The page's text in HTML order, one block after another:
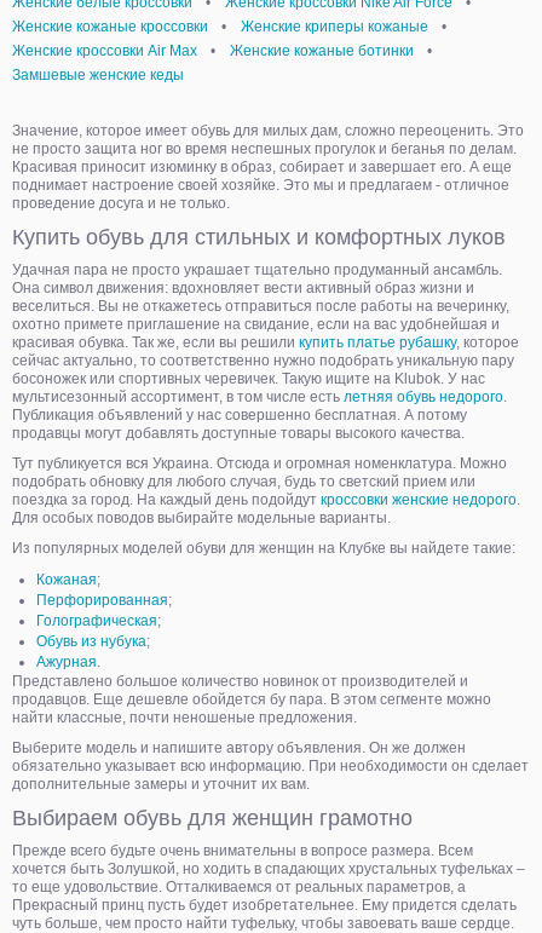
Женские кожаные кроссовки
• Женские криперы кожаные
•
Женские кроссовки Air Max
• Женские кожаные ботинки
•
Замшевые женские кеды
Значение, которое имеет обувь для милых дам, сложно переоценить. Это
не просто защита ног во время неспешных прогулок и беганья по делам.
Красивая приносит изюминку в образ, собирает и завершает его. А еще
поднимает настроение своей хозяйке. Это мы и предлагаем - отличное
проведение досуга и не только.
Купить обувь для стильных и комфортных луков
Удачная пара не просто украшает тщательно продуманный ансамбль.
Она символ движения: вдохновляет вести активный образ жизни и
веселиться. Вы не откажетесь отправиться после работы на вечеринку,
охотно примете приглашение на свидание, если на вас удобнейшая и
красивая обувка. Так же, если вы решили купить платье рубашку, которое
сейчас актуально, то соответственно нужно подобрать уникальную пару
босоножек или спортивных черевичек. Такую ищите на Klubok. У нас
мультисезонный ассортимент, в том числе есть летняя обувь недорого.
Публикация объявлений у нас совершенно бесплатная. А потому
продавцы могут добавлять доступные товары высокого качества.
Тут публикуется вся Украина. Отсюда и огромная номенклатура. Можно
подобрать обновку для любого случая, будь то светский прием или
поездка за город. На каждый день подойдут кроссовки женские недорого.
Для особых поводов выбирайте модельные варианты.
Из популярных моделей обуви для женщин на Клубке вы найдете такие:
Кожаная;
Перфорированная;
Голографическая;
Обувь из нубука;
Ажурная.
Представлено большое количество новинок от производителей и
продавцов. Еще дешевле обойдется бу пара. В этом сегменте можно
найти классные, почти неношеные предложения.
Выберите модель и напишите автору объявления. Он же должен
обязательно указывает всю информацию. При необходимости он сделает
дополнительные замеры и уточнит их вам.
Выбираем обувь для женщин грамотно
Прежде всего будьте очень внимательны в вопросе размера. Всем
хочется быть Золушкой, но ходить в спадающих хрустальных туфельках –
то еще удовольствие. Отталкиваемся от реальных параметров, а
Прекрасный принц пусть будет изобретательнее. Ему придется сделать
чуть больше, чем просто найти туфельку, чтобы завоевать ваше сердце.